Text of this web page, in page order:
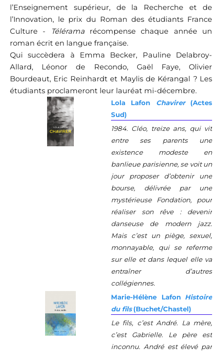
l’Enseignement supérieur, de la Recherche et de
l’Innovation, le prix du Roman des étudiants France
Culture -
Télérama récompense chaque année un
roman écrit en langue française.
Qui succèdera à Emma Becker, Pauline Delabroy-
Allard, Léonor de Recondo, Gaël Faye, Olivier
Bourdeaut, Eric Reinhardt et Maylis de Kérangal ? Les
étudiants proclameront leur lauréat mi-décembre.
Lola Lafon Chavirer
(Actes
Sud)
1984. Cléo, treize ans, qui vit
entre ses parents une
existence modeste en
banlieue parisienne, se voit un
jour proposer d’obtenir une
bourse, délivrée par une
mystérieuse Fondation, pour
réaliser son rêve : devenir
danseuse de modern jazz.
Mais c’est un piège, sexuel,
monnayable, qui se referme
sur elle et dans lequel elle va
entraîner d’autres
collégiennes.
Marie-Hélène Lafon Histoire
du fils (Buchet/Chastel)
Le fils, c’est André. La mère,
c’est Gabrielle. Le père est
inconnu. André est élevé par